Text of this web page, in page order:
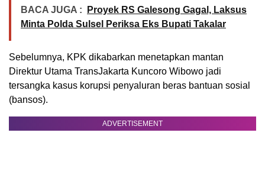
BACA JUGA :
Proyek RS Galesong Gagal, Laksus
Minta Polda Sulsel Periksa Eks Bupati Takalar
Sebelumnya, KPK dikabarkan menetapkan mantan
Direktur Utama TransJakarta Kuncoro Wibowo jadi
tersangka kasus korupsi penyaluran beras bantuan sosial
(bansos).
ADVERTISEMENT